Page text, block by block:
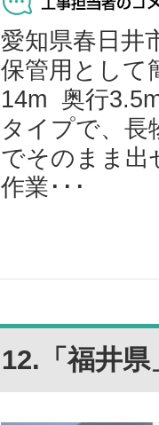
愛知県春日井
保管用として
14m 奥行
タイプで、
でそのまま出
作業･･･
12.「福井